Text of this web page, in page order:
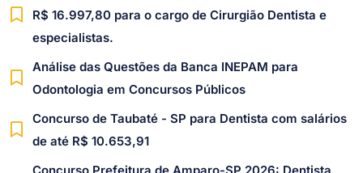
R$ 16.997,80 para o cargo de Cirurgião Dentista e
especialistas.
Análise das Questões da Banca INEPAM para
Odontologia em Concursos Públicos
Concurso de Taubaté - SP para Dentista com salários
de até R$ 10.653,91